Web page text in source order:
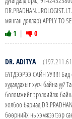
мянган доллар) APPLY TO
1 | 0
DR. ADITYA
БҮГДЭЭРЭЭ САЙН УУ!!!!! Бид
худалдахыг хүсч байна уу?
боломжийг эрэлхийлж
холбоо бариад
бөөрнийх нь хэмжээгээр